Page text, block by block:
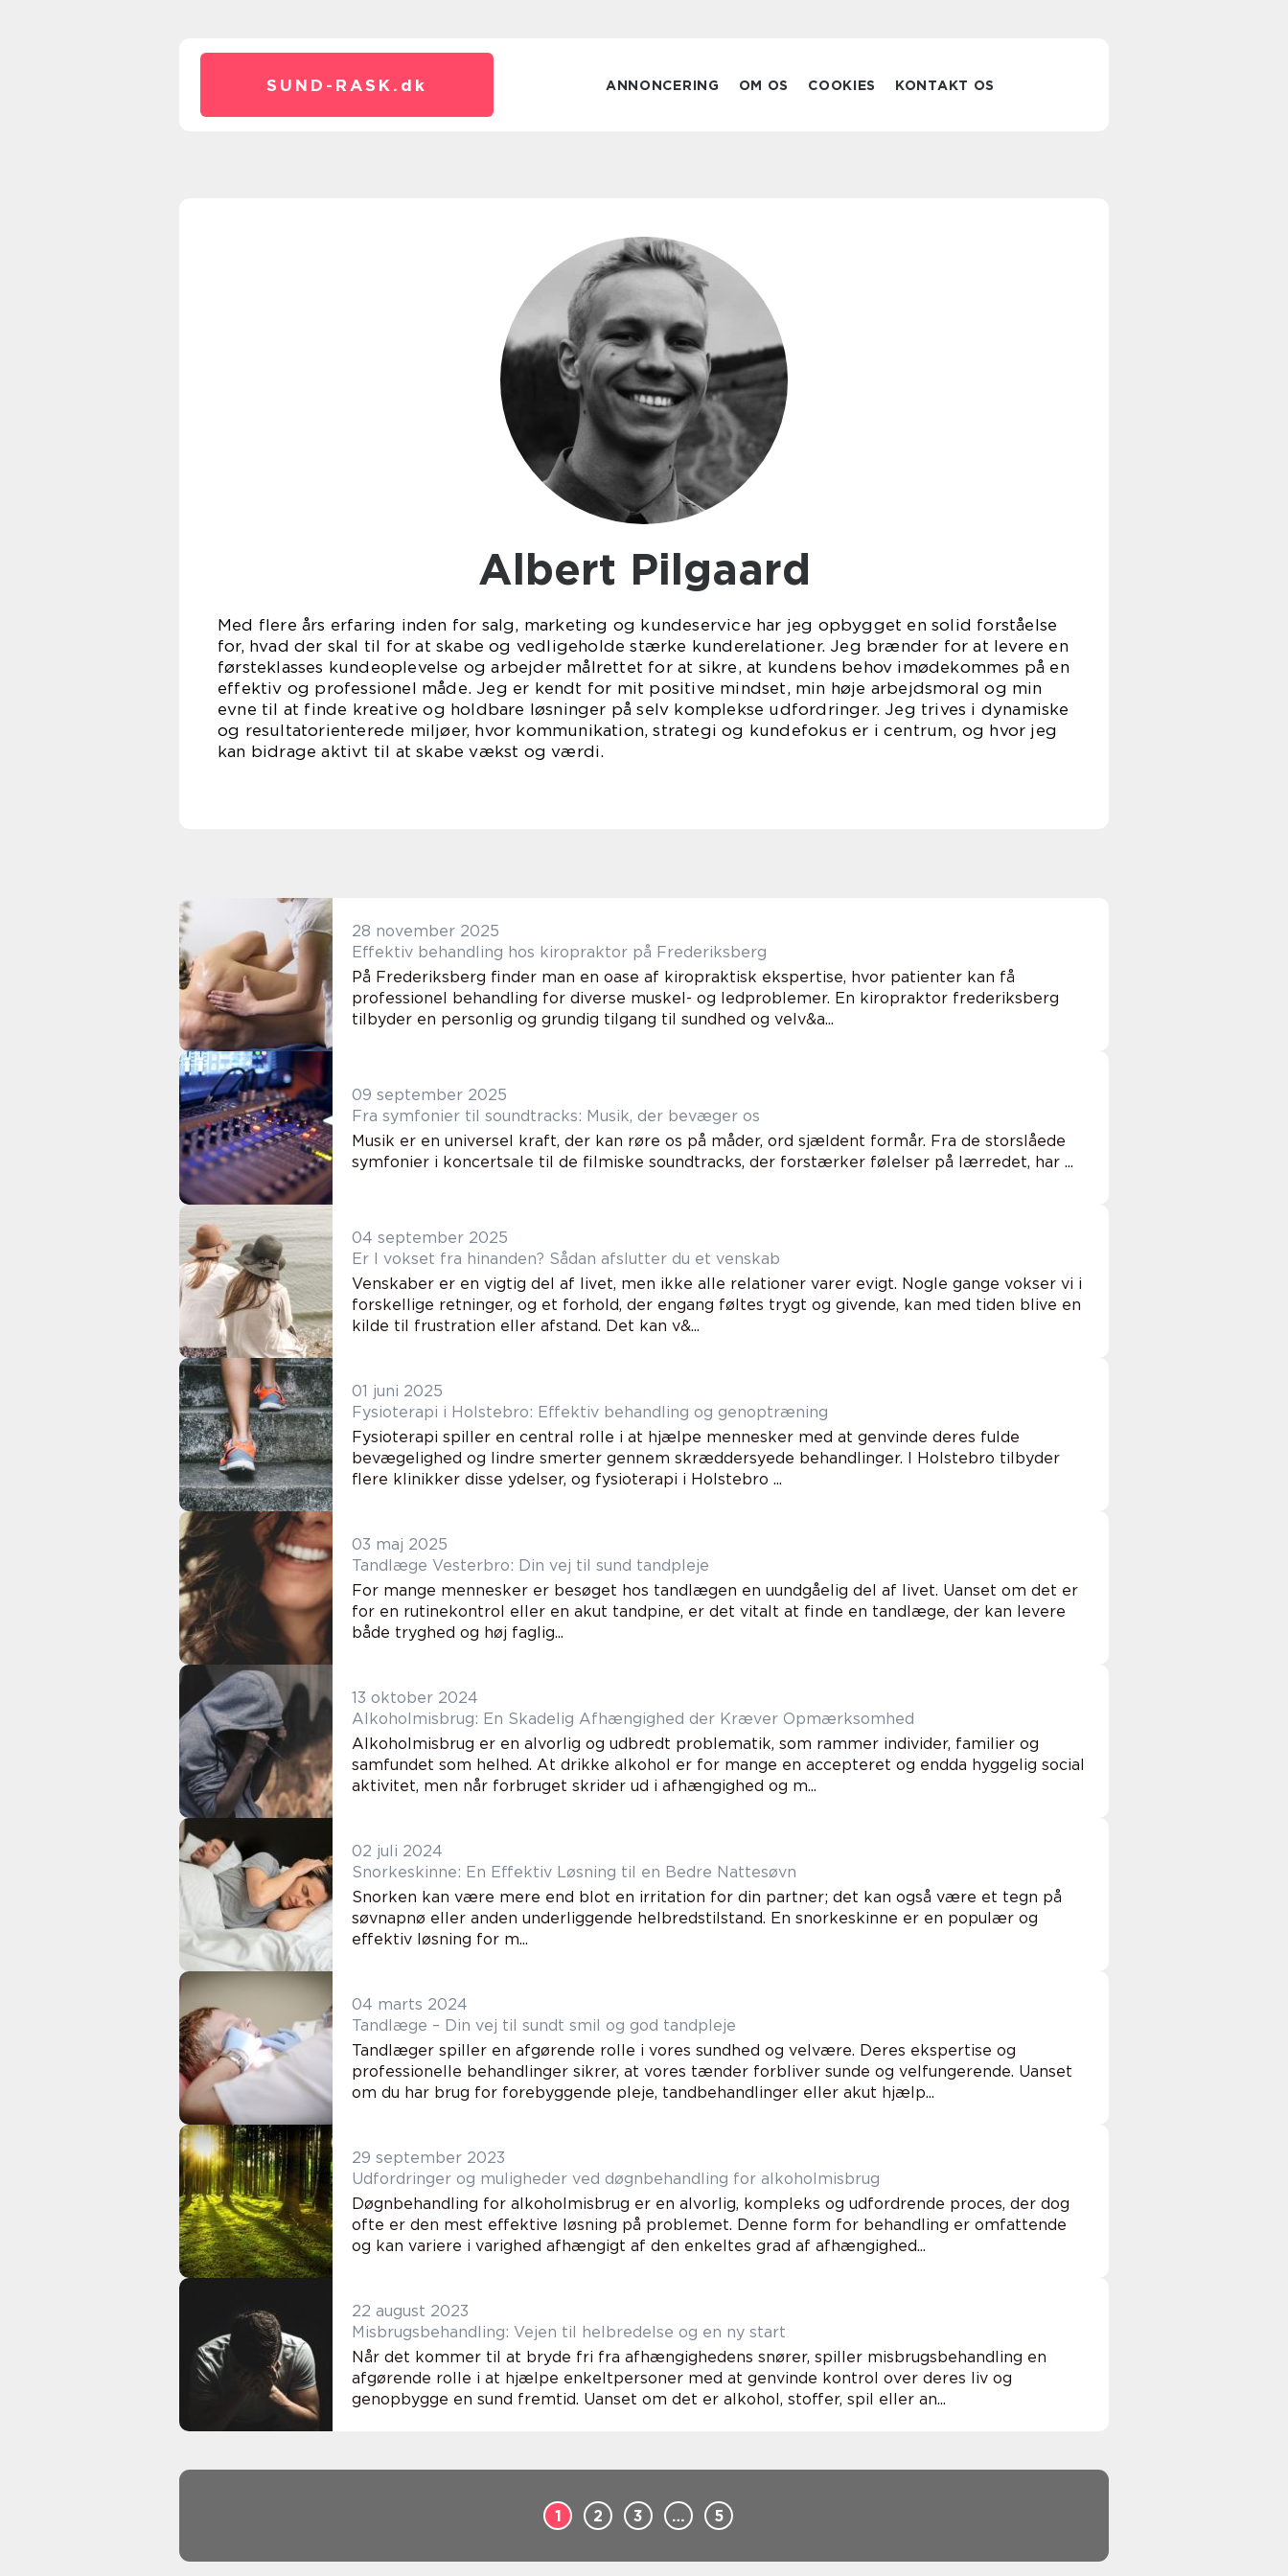
SUND-RASK. dk ANNONCERING OM OS COOKIES KONTAKT OS
Albert Pilgaard
Med flere års erfaring inden for salg, marketing og kundeservice har jeg opbygget en solid forståelse
for, hvad der skal til for at skabe og vedligeholde stærke kunderelationer. Jeg brænder for at levere en
førsteklasses kundeoplevelse og arbejder målrettet for at sikre, at kundens behov imødekommes på en
effektiv og professionel måde. Jeg er kendt for mit positive mindset, min høje arbejdsmoral og min
evne til at finde kreative og holdbare løsninger på selv komplekse udfordringer. Jeg trives i dynamiske
og resultatorienterede miljøer, hvor kommunikation, strategi og kundefokus er i centrum, og hvor jeg
kan bidrage aktivt til at skabe vækst og værdi.
28 november 2025
Effektiv behandling hos kiropraktor på Frederiksberg
På Frederiksberg finder man en oase af kiropraktisk ekspertise, hvor patienter kan få
professionel behandling for diverse muskel- og ledproblemer. En kiropraktor frederiksberg
tilbyder en personlig og grundig tilgang til sundhed og velv&a...
09 september 2025
Fra symfonier til soundtracks: Musik, der bevæger os
Musik er en universel kraft, der kan røre os på måder, ord sjældent formår. Fra de storslåede
symfonier i koncertsale til de filmiske soundtracks, der forstærker følelser på lærredet, har ...
04 september 2025
Er I vokset fra hinanden? Sådan afslutter du et venskab
Venskaber er en vigtig del af livet, men ikke alle relationer varer evigt. Nogle gange vokser vi i
forskellige retninger, og et forhold, der engang føltes trygt og givende, kan med tiden blive en
kilde til frustration eller afstand. Det kan v&...
01 juni 2025
Fysioterapi i Holstebro: Effektiv behandling og genoptræning
Fysioterapi spiller en central rolle i at hjælpe mennesker med at genvinde deres fulde
bevægelighed og lindre smerter gennem skræddersyede behandlinger. I Holstebro tilbyder
flere klinikker disse ydelser, og fysioterapi i Holstebro ...
03 maj 2025
Tandlæge Vesterbro: Din vej til sund tandpleje
For mange mennesker er besøget hos tandlægen en uundgåelig del af livet. Uanset om det er
for en rutinekontrol eller en akut tandpine, er det vitalt at finde en tandlæge, der kan levere
både tryghed og høj faglig...
13 oktober 2024
Alkoholmisbrug: En Skadelig Afhængighed der Kræver Opmærksomhed
Alkoholmisbrug er en alvorlig og udbredt problematik, som rammer individer, familier og
samfundet som helhed. At drikke alkohol er for mange en accepteret og endda hyggelig social
aktivitet, men når forbruget skrider ud i afhængighed og m...
02 juli 2024
Snorkeskinne: En Effektiv Løsning til en Bedre Nattesøvn
Snorken kan være mere end blot en irritation for din partner; det kan også være et tegn på
søvnapnø eller anden underliggende helbredstilstand. En snorkeskinne er en populær og
effektiv løsning for m...
04 marts 2024
Tandlæge – Din vej til sundt smil og god tandpleje
Tandlæger spiller en afgørende rolle i vores sundhed og velvære. Deres ekspertise og
professionelle behandlinger sikrer, at vores tænder forbliver sunde og velfungerende. Uanset
om du har brug for forebyggende pleje, tandbehandlinger eller akut hjælp...
29 september 2023
Udfordringer og muligheder ved døgnbehandling for alkoholmisbrug
Døgnbehandling for alkoholmisbrug er en alvorlig, kompleks og udfordrende proces, der dog
ofte er den mest effektive løsning på problemet. Denne form for behandling er omfattende
og kan variere i varighed afhængigt af den enkeltes grad af afhængighed...
22 august 2023
Misbrugsbehandling: Vejen til helbredelse og en ny start
Når det kommer til at bryde fri fra afhængighedens snører, spiller misbrugsbehandling en
afgørende rolle i at hjælpe enkeltpersoner med at genvinde kontrol over deres liv og
genopbygge en sund fremtid. Uanset om det er alkohol, stoffer, spil eller an...
1 2 3 … 5